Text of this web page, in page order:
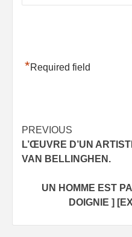
*Required field
Post
navigation
PREVIOUS
L’ŒUVRE D’UN
VAN BELLINGHEN.
UN HOMME EST
DOIGNIE ]